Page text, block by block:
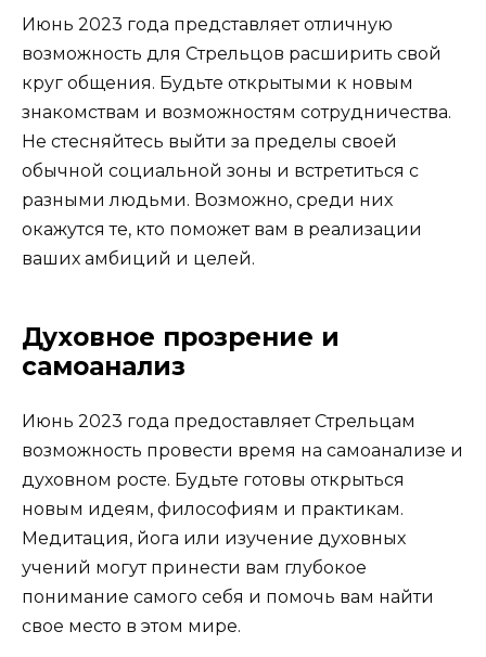
Июнь 2023 года представляет отличную
возможность для Стрельцов расширить свой
круг общения. Будьте открытыми к новым
знакомствам и возможностям сотрудничества.
Не стесняйтесь выйти за пределы своей
обычной социальной зоны и встретиться с
разными людьми. Возможно, среди них
окажутся те, кто поможет вам в реализации
ваших амбиций и целей.
Духовное прозрение и
самоанализ
Июнь 2023 года предоставляет Стрельцам
возможность провести время на самоанализе и
духовном росте. Будьте готовы открыться
новым идеям, философиям и практикам.
Медитация, йога или изучение духовных
учений могут принести вам глубокое
понимание самого себя и помочь вам найти
свое место в этом мире.